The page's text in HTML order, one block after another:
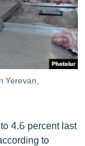
Yerevan,
4.6 percent last
to